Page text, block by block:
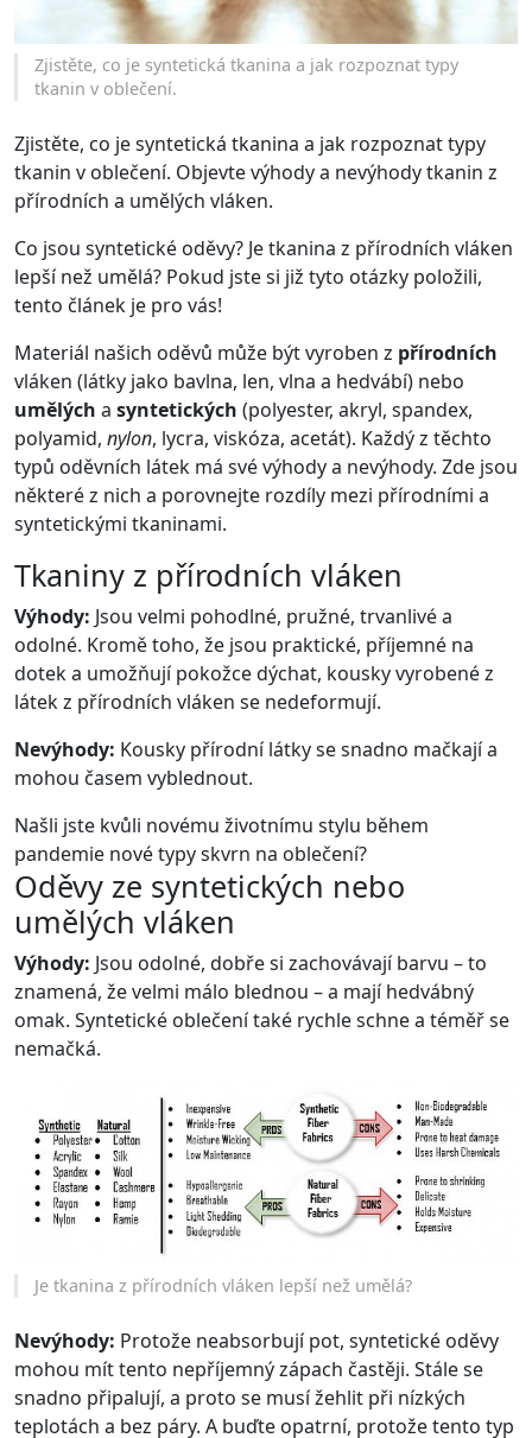
Zjistěte, co je syntetická tkanina a jak rozpoznat typy
tkanin v oblečení.
Zjistěte, co je syntetická tkanina a jak rozpoznat typy
tkanin v oblečení. Objevte výhody a nevýhody tkanin z
přírodních a umělých vláken.
Co jsou syntetické oděvy? Je tkanina z přírodních vláken
lepší než umělá? Pokud jste si již tyto otázky položili,
tento článek je pro vás!
Materiál našich oděvů může být vyroben z přírodních
vláken (látky jako bavlna, len, vlna a hedvábí) nebo
umělých a syntetických (polyester, akryl, spandex,
polyamid, nylon, lycra, viskóza, acetát). Každý z těchto
typů oděvních látek má své výhody a nevýhody. Zde jsou
některé z nich a porovnejte rozdíly mezi přírodními a
syntetickými tkaninami.
Tkaniny z přírodních vláken
Výhody: Jsou velmi pohodlné, pružné, trvanlivé a
odolné. Kromě toho, že jsou praktické, příjemné na
dotek a umožňují pokožce dýchat, kousky vyrobené z
látek z přírodních vláken se nedeformují.
Nevýhody: Kousky přírodní látky se snadno mačkají a
mohou časem vyblednout.
Našli jste kvůli novému životnímu stylu během
pandemie nové typy skvrn na oblečení?
Oděvy ze syntetických nebo
umělých vláken
Výhody: Jsou odolné, dobře si zachovávají barvu – to
znamená, že velmi málo blednou – a mají hedvábný
omak. Syntetické oblečení také rychle schne a téměř se
nemačká.
Je tkanina z přírodních vláken lepší než umělá?
Nevýhody: Protože neabsorbují pot, syntetické oděvy
mohou mít tento nepříjemný zápach častěji. Stále se
snadno připalují, a proto se musí žehlit při nízkých
teplotách a bez páry. A buďte opatrní, protože tento typ